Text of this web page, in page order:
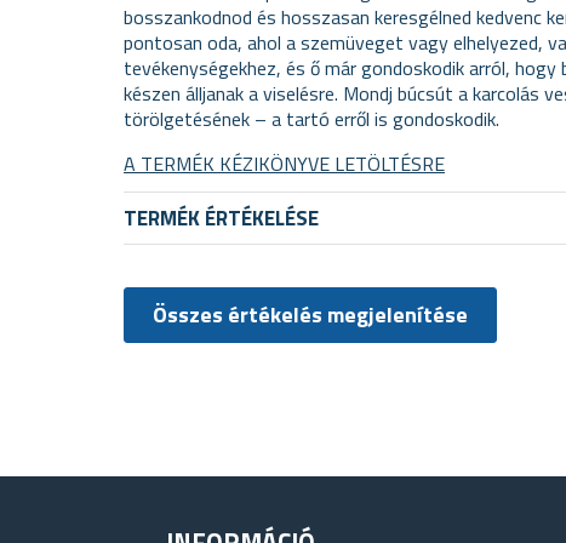
bosszankodnod és hosszasan keresgélned kedvenc
pontosan oda, ahol a szemüveget vagy elhelyezed,
tevékenységekhez, és ő már gondoskodik arról,
készen álljanak a viselésre. Mondj búcsút a karcolás
törölgetésének – a tartó erről is gondoskodik.
A TERMÉK KÉZIKÖNYVE LETÖLTÉSRE
TERMÉK ÉRTÉKELÉSE
Összes értékelés megjelenítése